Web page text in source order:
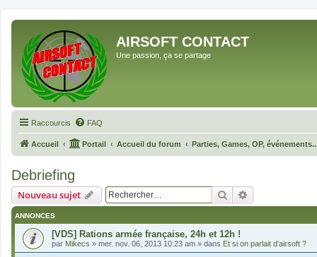
AIRSOFT CONTACT
Une passion, ça se partage
Raccourcis FAQ
Accueil Portail Accueil du forum Parties, Games, OP,
Debriefing
Nouveau sujet Rechercher
ANNONCES
[VDS] Rations armée française, 24h et 12h !
par Mikecs » mer. nov. 06, 2013 10:23 am » dans Et si on parlait d'airsoft ?